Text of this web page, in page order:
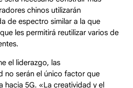
chinos utilizarán
de espectro similar a la que
les permitirá reutilizar varios de
el liderazgo, las
no serán el único factor que
hacia 5G. «La creatividad y el